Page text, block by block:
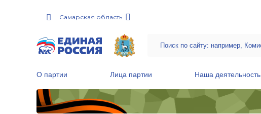
Самарская область
О партии Лица партии Наша деятельность